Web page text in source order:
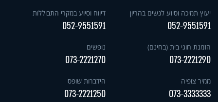
יעוץ תמיכה וסיוע לנשים בהריון
052-9551591
דיווח וסיוע במקרי התבוללות
052-9551591
הזמנת חוגי בית (בחינם)
073-2221290
נופשים
073-2221270
ממיר צופיה
073-3333333
הידברות שופס
073-2221250